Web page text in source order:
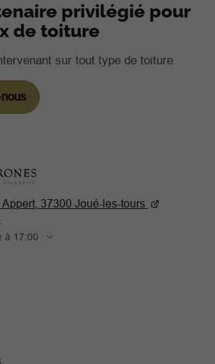
37300 Joué-les-tours
à 17:00
privilégié pour
de toiture
sur tout type de toiture